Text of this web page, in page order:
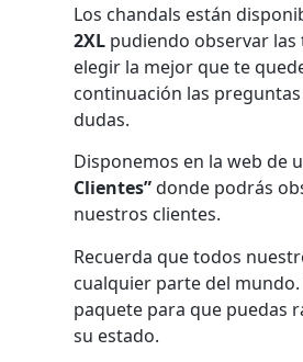
Los chandals están
2XL pudiendo observar
elegir la mejor que te
continuación las
dudas.
Disponemos en la web de
Clientes”donde podrás
nuestros clientes.
Recuerda que todos
cualquier parte del
paquete para que puedas
su estado.